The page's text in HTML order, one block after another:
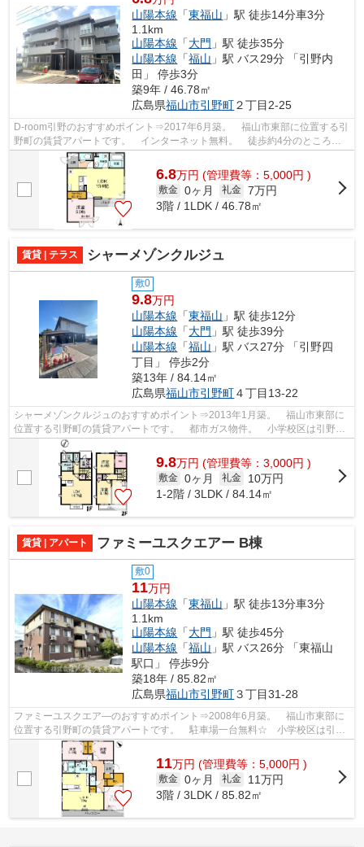
山陽本線 「東福山 」駅 徒歩14分車3分
1.1km
山陽本線 「大門 」駅 徒歩35分
山陽本線 「福山 」駅 バス29分 「引野内
田」 停歩3分
築9年 / 46.78㎡
広島県福山市引野町２丁目2-25
D-room引野のおすすめポイント⇒2017年6月築。 福山市東部に位置する引
野町の賃貸アパートです。 インターネット無料。 徒歩約4分のところに
はコンビニエンスストアがあり、徒歩約5...
6.8万円 (管理費等：5,000円 )
敷金 0ヶ月 礼金 7万円
3階 / 1LDK / 46.78㎡
賃貸 | テラス シャーメゾンクルジュ
敷0
9.8万円
山陽本線 「東福山 」駅 徒歩12分
山陽本線 「大門 」駅 徒歩39分
山陽本線 「福山 」駅 バス27分 「引野四
丁目」 停歩2分
築13年 / 84.14㎡
広島県福山市引野町４丁目13-22
シャーメゾンクルジュのおすすめポイント⇒2013年1月築。 福山市東部に
位置する引野町の賃貸アパートです。 都市ガス物件。 小学校区は引野小
学校です！ 徒歩約1分のところにはコン...
9.8万円 (管理費等：3,000円 )
敷金 0ヶ月 礼金
10万円
1-2階 / 3LDK / 84.14㎡
賃貸 | アパート ファミーユスクエアー B棟
敷0
11万円
山陽本線 「東福山 」駅 徒歩13分車3分
1.1km
山陽本線 「大門 」駅 徒歩45分
山陽本線 「福山 」駅 バス26分 「東福山
駅口」 停歩9分
築18年 / 85.82㎡
広島県福山市引野町３丁目31-28
ファミーユスクエア―のおすすめポイント⇒2008年6月築。 福山市東部に
位置する引野町の賃貸アパートです。 駐車場一台無料☆ 小学校区は引野
小学校です！ 徒歩約2分のところにはスー...
11万円 (管理費等：5,000円 )
敷金 0ヶ月 礼金
11万円
3階 / 3LDK / 85.82㎡